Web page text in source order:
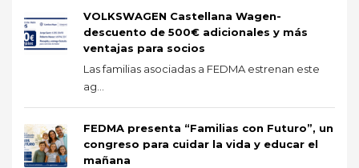
VOLKSWAGEN Castellana Wagen-
descuento de 500€ adicionales y más
ventajas para socios
Las familias asociadas a FEDMA estrenan este
ag...
FEDMA presenta “Familias con Futuro”, un
congreso para cuidar la vida y educar el
mañana